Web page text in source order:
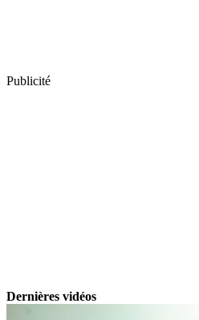
Publicité
Dernières vidéos